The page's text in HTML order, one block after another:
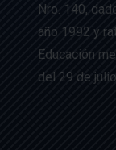
Nro. 140,
año 1992 y
Educación
del 29 de